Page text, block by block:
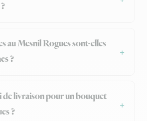
au Mesnil Rogues sont-elles
?
de livraison pour un bouquet
?